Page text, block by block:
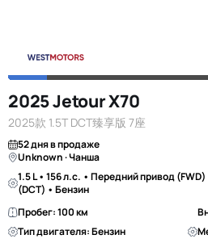
2025 Jetour X70
2025款 1.5T DCT臻享版 7座
52 дня в продаже
Unknown · Чанша
1.5 L • 156 л.с. • Передний привод
(DCT) • Бензин
Пробег: 100 км
Тип двигателя: Бензин